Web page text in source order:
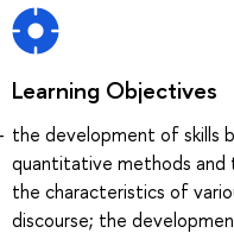
Learning Objectives
the development of skills
quantitative methods and
the characteristics of
discourse; the